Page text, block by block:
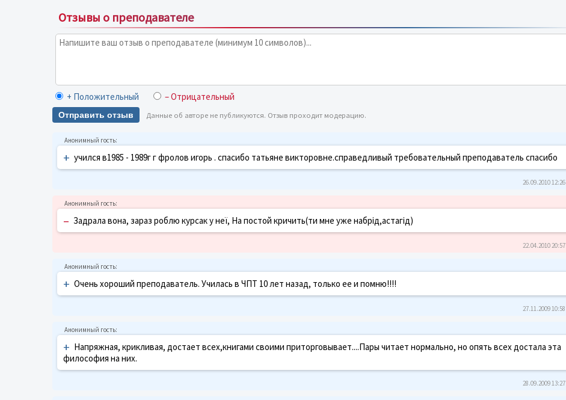
Отзывы о преподавателе
+ Положительный – Отрицательный
Отправить отзыв Данные об авторе не публикуются. Отзыв проходит модерацию.
+ учился в1985 - 1989г г фролов игорь . спасибо татьяне викторовне.справедливый требовательный преподаватель спасибо
26.09.2010 12:26
– Задрала вона, зараз роблю курсак у неї, На постой кричить(ти мне уже набрід,астагід)
22.04.2010 20:57
+ Очень хороший преподаватель. Училась в ЧПТ 10 лет назад, только ее и помню!!!!
27.11.2009 10:58
+ Напряжная, крикливая, достает всех,книгами своими приторговывает....Пары читает нормально, но опять всех достала эта
философия на них.
28.09.2009 13:27